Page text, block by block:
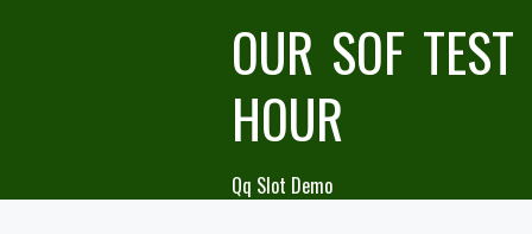
OUR SOF TEST
HOUR
Qq Slot Demo